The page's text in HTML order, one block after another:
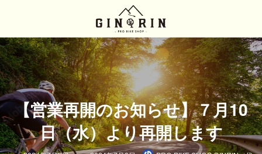
ン
ツ
へ
ス
キ
ッ
プ
ー
シ
ョ
ン
に
移
動
【営業再開のお知らせ】７月10
日（水）より再開します
最